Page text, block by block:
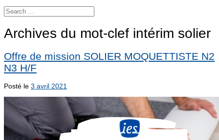
Archives du mot-clef intérim solier
Offre de mission SOLIER MOQUETTISTE N2
N3 H/F
Posté le 3 avril 2021